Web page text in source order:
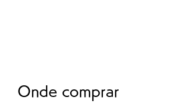
Onde comprar